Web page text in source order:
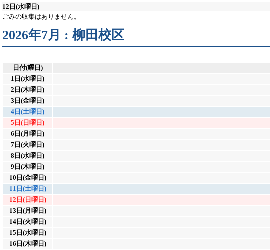
12日 (水曜日)
ごみの収集はありません。
2026年7月 : 柳田校区
日付(曜日)
1日(水曜日)
2日(木曜日)
3日(金曜日)
4日(土曜日)
5日(日曜日)
6日(月曜日)
7日(火曜日)
8日(水曜日)
9日(木曜日)
10日(金曜日)
11日(土曜日)
12日(日曜日)
13日(月曜日)
14日(火曜日)
15日(水曜日)
16日(木曜日)